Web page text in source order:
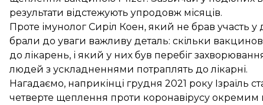
результати відстежують упродовж місяців.
Проте імунолог Сиріл Коен, який не брав участь
брали до уваги важливу деталь: скільки
до лікарень, і який у них був перебіг
людей з ускладненнями потраплять до лікарні.
Нагадаємо, наприкінці грудня 2021 року Ізраїль
четверте щеплення проти коронавірусу